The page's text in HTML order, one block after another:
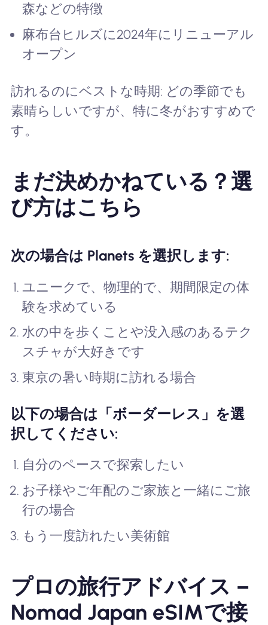
森などの特徴
麻布台ヒルズに2024年にリニューアル
オープン
訪れるのにベストな時期: どの季節でも
素晴らしいですが、特に冬がおすすめで
す。
まだ決めかねている？選
び方はこちら
次の場合は Planets を選択します:
ユニークで、物理的で、期間限定の体
験を求めている
水の中を歩くことや没入感のあるテク
スチャが大好きです
東京の暑い時期に訪れる場合
以下の場合は「ボーダーレス」を選
択してください:
自分のペースで探索したい
お子様やご年配のご家族と一緒にご旅
行の場合
もう一度訪れたい美術館
プロの旅行アドバイス –
Nomad Japan eSIMで接